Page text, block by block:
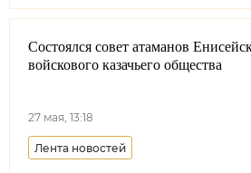
Оренбургское войсковое казачье
Челябинская область Росгвардия
Состоялся совет атаманов
войскового казачьего общества
27 мая, 13:18
Лента новостей